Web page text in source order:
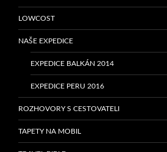
LOWCOST
NAŠE EXPEDICE
EXPEDICE BALKÁN 2014
EXPEDICE PERU 2016
ROZHOVORY S CESTOVATELI
TAPETY NA MOBIL